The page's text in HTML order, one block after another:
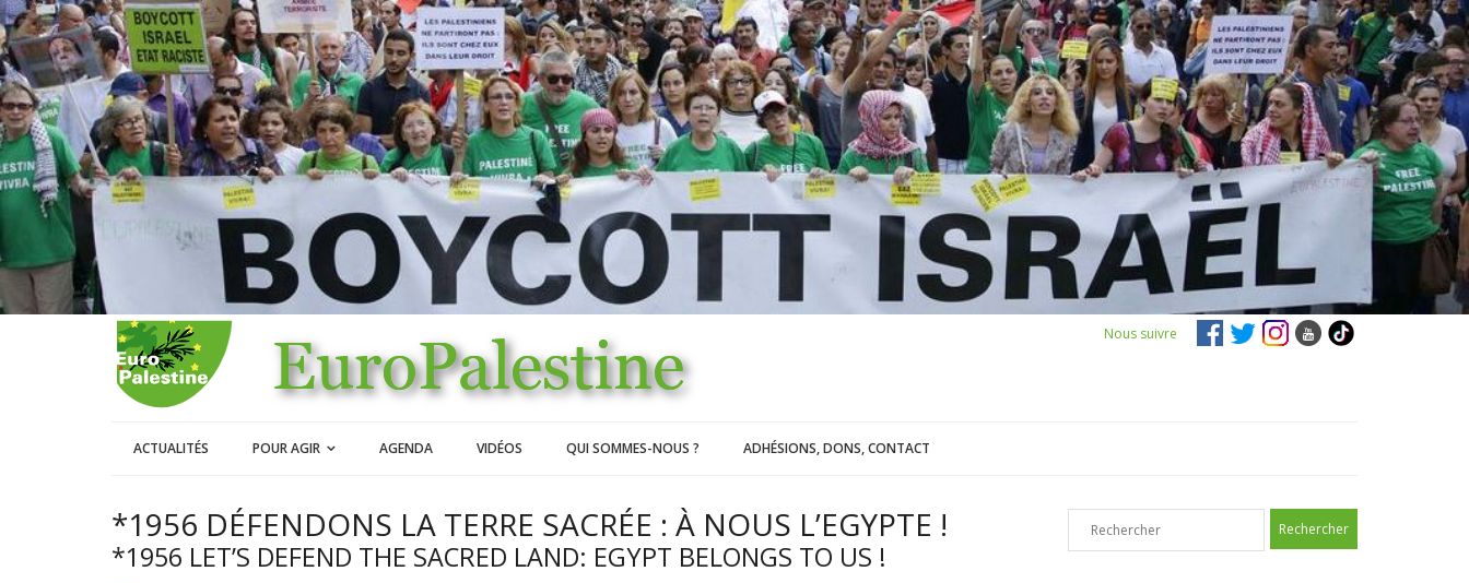
Nous suivre
ACTUALITÉS POUR AGIR AGENDA VIDÉOS QUI SOMMES-NOUS ? ADHÉSIONS, DONS, CONTACT
*1956 DÉFENDONS LA TERRE SACRÉE : À NOUS L’EGYPTE !
*1956 LET’S DEFEND THE SACRED LAND: EGYPT BELONGS TO US !